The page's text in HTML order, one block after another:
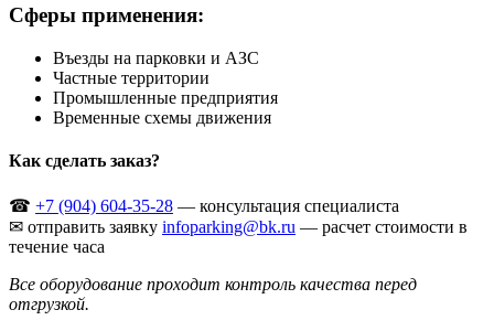
Сферы применения:
Въезды на парковки и АЗС
Частные территории
Промышленные предприятия
Временные схемы движения
Как сделать заказ?
☎ +7 (904) 604-35-28 — консультация специалиста
✉ отправить заявку infoparking@bk.ru — расчет стоимости в
течение часа
Все оборудование проходит контроль качества перед
отгрузкой.